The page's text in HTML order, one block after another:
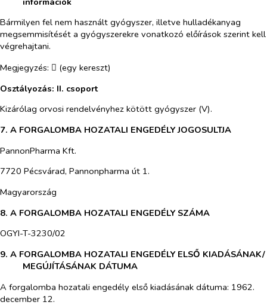
Bármilyen fel nem használt gyógyszer, illetve hulladékanyag
megsemmisítését a gyógyszerekre vonatkozó előírások szerint kell
végrehajtani.
Megjegyzés:  (egy kereszt)
Osztályozás: II. csoport
Kizárólag orvosi rendelvényhez kötött gyógyszer (V).
7. A FORGALOMBA HOZATALI ENGEDÉLY JOGOSULTJA
PannonPharma Kft.
7720 Pécsvárad, Pannonpharma út 1.
Magyarország
8. A FORGALOMBA HOZATALI ENGEDÉLY SZÁMA
OGYI-T-3230/02
9. A FORGALOMBA HOZATALI ENGEDÉLY ELSŐ KIADÁSÁNAK/
MEGÚJÍTÁSÁNAK DÁTUMA
A forgalomba hozatali engedély első kiadásának dátuma: 1962.
december 12.